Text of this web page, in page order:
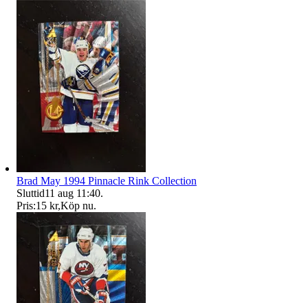
Brad May 1994 Pinnacle Rink Collection
Sluttid11 aug 11:40.
Pris:15 kr,Köp nu.